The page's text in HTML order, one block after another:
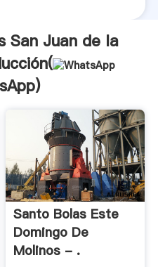
San Juan de la
)
Santo Bolas Este
Domingo De
Molinos - .